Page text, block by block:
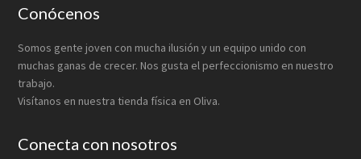
Footer
Conócenos
Somos gente joven con mucha ilusión y un equipo unido con
muchas ganas de crecer. Nos gusta el perfeccionismo en nuestro
trabajo.
Visítanos en nuestra tienda física en Oliva.
Conecta con nosotros